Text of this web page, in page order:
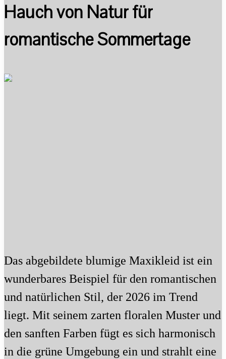
Hauch von Natur für
romantische Sommertage
Das abgebildete blumige Maxikleid ist ein
wunderbares Beispiel für den romantischen
und natürlichen Stil, der 2026 im Trend
liegt. Mit seinem zarten floralen Muster und
den sanften Farben fügt es sich harmonisch
in die grüne Umgebung ein und strahlt eine